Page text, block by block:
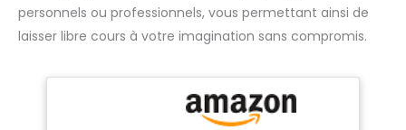
personnels ou professionnels, vous permettant ainsi de
laisser libre cours à votre imagination sans compromis.